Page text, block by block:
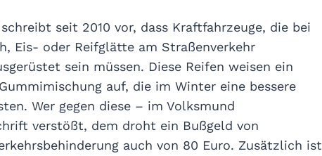
seit 2010 vor, dass Kraftfahrzeuge, die bei
Eis- oder Reifglätte am Straßenverkehr
sein müssen. Diese Reifen weisen ein
auf, die im Winter eine bessere
Wer gegen diese – im Volksmund
verstößt, dem droht ein Bußgeld von
auch von 80 Euro. Zusätzlich ist